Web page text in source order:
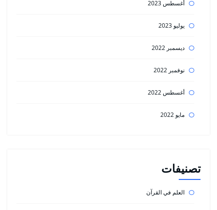
أغسطس 2023
يوليو 2023
ديسمبر 2022
نوفمبر 2022
أغسطس 2022
مايو 2022
تصنيفات
العلم في القرآن